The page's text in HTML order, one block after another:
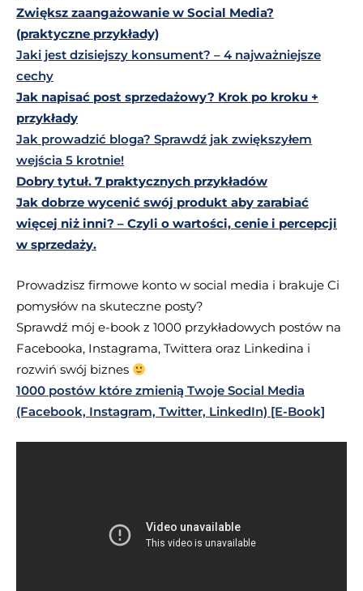
Zwiększ zaangażowanie w Social Media?
(praktyczne przykłady)
Jaki jest dzisiejszy konsument? – 4 najważniejsze
cechy
Jak napisać post sprzedażowy? Krok po kroku +
przykłady
Jak prowadzić bloga? Sprawdź jak zwiększyłem
wejścia 5 krotnie!
Dobry tytuł. 7 praktycznych przykładów
Jak dobrze wycenić swój produkt aby zarabiać
więcej niż inni? – Czyli o wartości, cenie i percepcji
w sprzedaży.
Prowadzisz firmowe konto w social media i brakuje Ci
pomysłów na skuteczne posty?
Sprawdź mój e-book z 1000 przykładowych postów na
Facebooka, Instagrama, Twittera oraz Linkedina i
rozwiń swój biznes
1000 postów które zmienią Twoje Social Media
(Facebook, Instagram, Twitter, LinkedIn) [E-Book]